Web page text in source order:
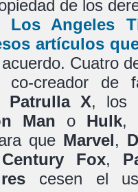
de los
Los Angeles
artículos
Cuatro
co-creador de
Patrulla X, los
Man o Hulk,
que Marvel,
Fox,
cesen el